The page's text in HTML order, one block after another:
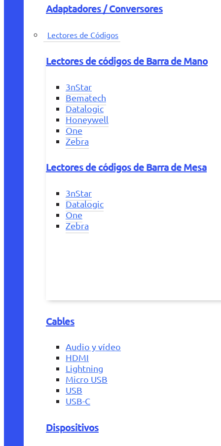
Adaptadores / Conversores
Lectores de Códigos
Lectores de códigos de Barra de Mano
3nStar
Bematech
Datalogic
Honeywell
One
Zebra
Lectores de códigos de Barra de Mesa
3nStar
Datalogic
One
Zebra
Cables
Audio y vídeo
HDMI
Lightning
Micro USB
USB
USB-C
Dispositivos